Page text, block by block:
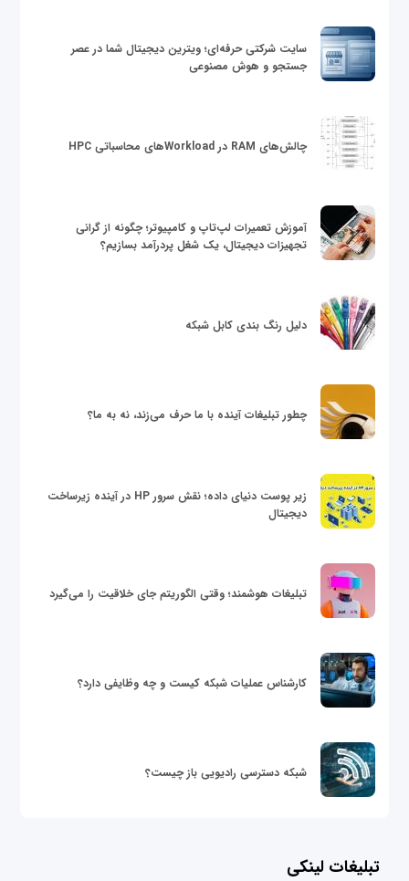
سایت شرکتی حرفه‌ای؛ ویترین دیجیتال شما در عصر
جستجو و هوش مصنوعی
چالش‌های RAM در Workloadهای محاسباتی HPC
آموزش تعمیرات لپ‌تاپ و کامپیوتر؛ چگونه از گرانی
تجهیزات دیجیتال، یک شغل پردرآمد بسازیم؟
دلیل رنگ بندی کابل شبکه
چطور تبلیغات آینده با ما حرف می‌زند، نه به ما؟
زیر پوست دنیای داده؛ نقش سرور HP در آینده زیرساخت
دیجیتال
تبلیغات هوشمند؛ وقتی الگوریتم جای خلاقیت را می‌گیرد
کارشناس عملیات شبکه کیست و چه وظایفی دارد؟
شبکه دسترسی رادیویی باز چیست؟
تبلیغات لینکی